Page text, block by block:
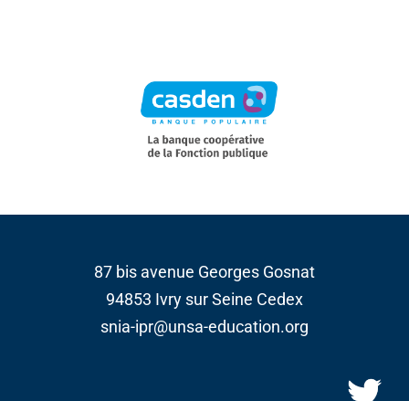
87 bis avenue Georges Gosnat
94853 Ivry sur Seine Cedex
snia-ipr@unsa-education.org